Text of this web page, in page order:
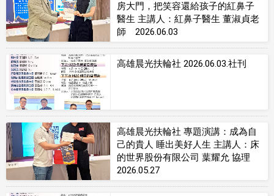
房大門，把笑容還給孩子的紅鼻子
醫生 主講人：紅鼻子醫生 董淑貞老
師 2026.06.03
高雄晨光扶輪社 2026.06.03.社刊
高雄晨光扶輪社 專題演講：成為自
己的貴人 睡出美好人生 主講人：床
的世界股份有限公司 葉耀允 協理
2026.05.27